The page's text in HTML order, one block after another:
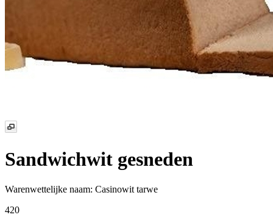
Sandwichwit gesneden
Warenwettelijke naam: Casinowit tarwe
420